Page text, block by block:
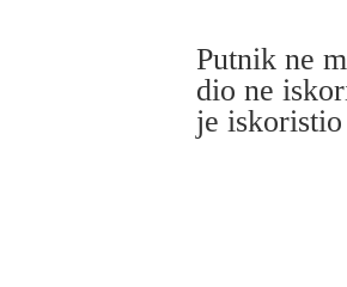
Putnik ne
dio ne
je